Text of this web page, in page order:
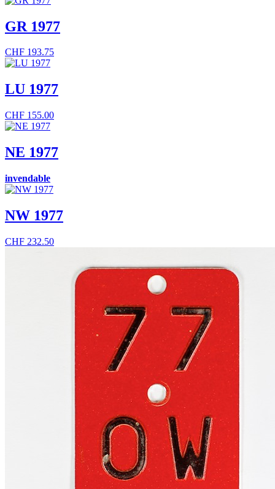
GR 1977
CHF 193.75
LU 1977
CHF 155.00
NE 1977
invendable
NW 1977
CHF 232.50